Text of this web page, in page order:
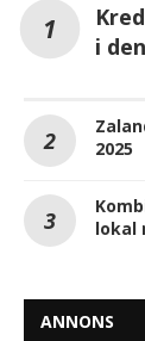
i den
2025
lokal
ANNONS